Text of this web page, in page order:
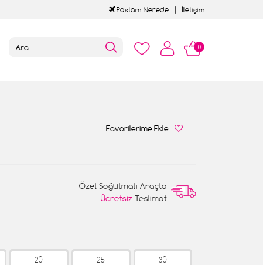
Pastam Nerede İletişim
0
Favorilerime Ekle
Özel Soğutmalı Araçta
Ücretsiz Teslimat
20
25
30